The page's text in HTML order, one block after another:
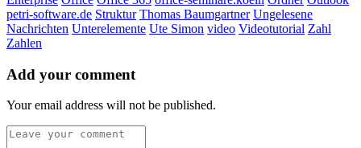
petri-software.de Struktur Thomas Baumgartner Ungelesene
Nachrichten Unterelemente Ute Simon video Videotutorial Zahl
Zahlen
Add your comment
Your email address will not be published.